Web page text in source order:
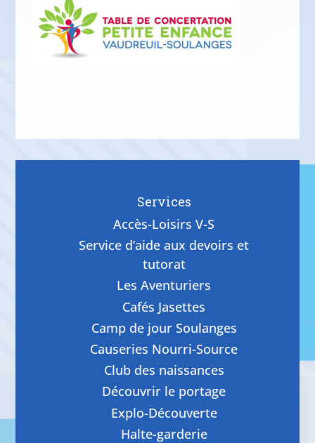
Services
Accès-Loisirs V-S
Service d’aide aux devoirs et
tutorat
Les Aventuriers
Cafés Jasettes
Camp de jour Soulanges
Causeries Nourri-Source
Club des naissances
Découvrir le portage
Explo-Découverte
Halte-garderie